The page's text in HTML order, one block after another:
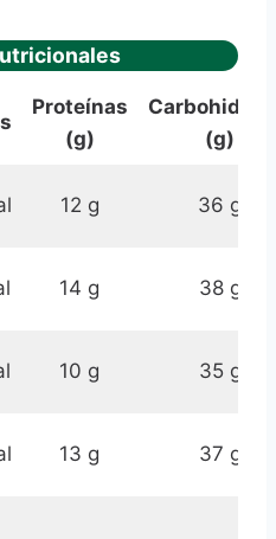
Proteínas
(g)
(g)
12 g 36 g
14 g 38 g
10 g 35 g
13 g 37 g